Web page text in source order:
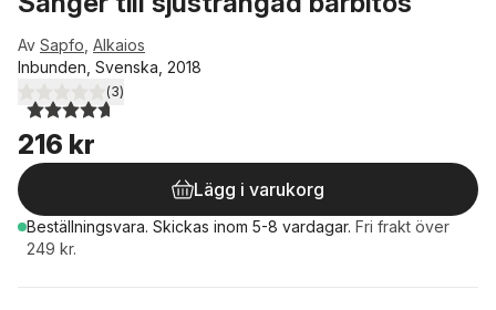
Av Sapfo Alkaios
Inbunden, Svenska, 2018
4,7utav 5 stjärnor. Totalt antal röster:
(3)
216 kr
Lägg i varukorg
Beställningsvara. Skickas inom 5-8 vardagar. Fri frakt över
249 kr.